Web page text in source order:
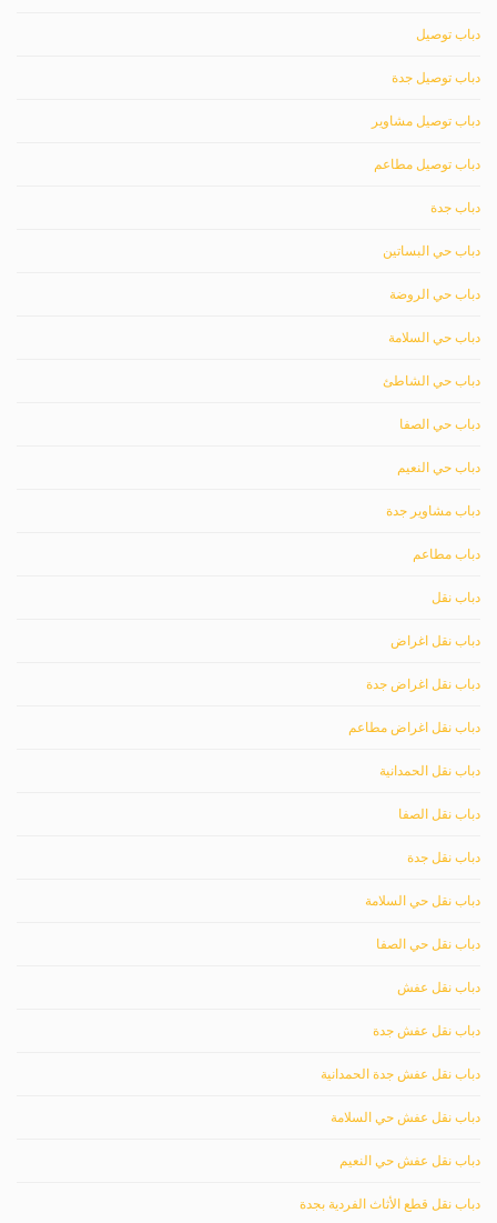
دباب توصيل
دباب توصيل جدة
دباب توصيل مشاوير
دباب توصيل مطاعم
دباب جدة
دباب حي البساتين
دباب حي الروضة
دباب حي السلامة
دباب حي الشاطئ
دباب حي الصفا
دباب حي النعيم
دباب مشاوير جدة
دباب مطاعم
دباب نقل
دباب نقل اغراض
دباب نقل اغراض جدة
دباب نقل اغراض مطاعم
دباب نقل الحمدانية
دباب نقل الصفا
دباب نقل جدة
دباب نقل حي السلامة
دباب نقل حي الصفا
دباب نقل عفش
دباب نقل عفش جدة
دباب نقل عفش جدة الحمدانية
دباب نقل عفش حي السلامة
دباب نقل عفش حي النعيم
دباب نقل قطع الأثاث الفردية بجدة